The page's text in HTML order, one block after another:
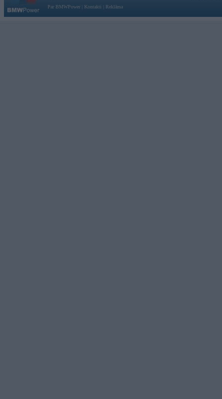
Par BMWPower
Kontakti Reklāma